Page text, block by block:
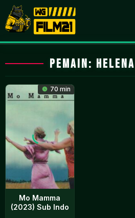
Loncat
ke
konten
Pemain:
70 min
Mo Mamma
(2023) Sub Indo